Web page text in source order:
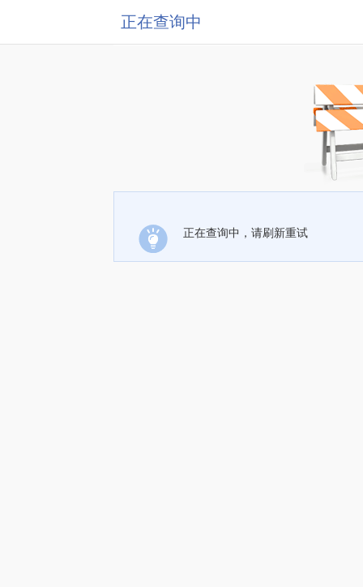
正在查询中
正在查询中，请刷新重试